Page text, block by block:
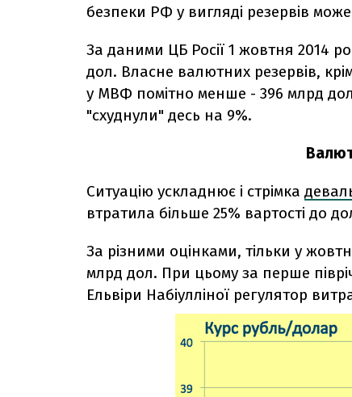
безпеки РФ у вигляді резервів
За даними ЦБ Росії 1 жовтня 2014
дол. Власне валютних резервів,
у МВФ помітно менше - 396 млрд
"схуднули" десь на 9%.
Ситуацію ускладнює і стрімка
втратила більше 25% вартості до
За різними оцінками, тільки у
млрд дол. При цьому за перше
Ельвіри Набіулліної регулятор